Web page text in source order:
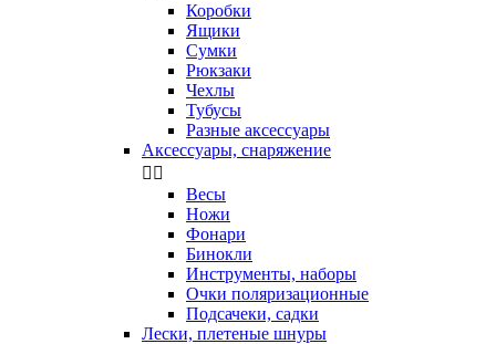
Коробки
Ящики
Сумки
Рюкзаки
Чехлы
Тубусы
Разные аксессуары
Аксессуары, снаряжение
 
Весы
Ножи
Фонари
Бинокли
Инструменты, наборы
Очки поляризационные
Подсачеки, садки
Лески, плетеные шнуры